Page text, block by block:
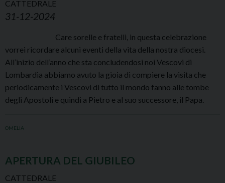
CATTEDRALE
31-12-2024
Care sorelle e fratelli, in questa celebrazione
vorrei ricordare alcuni eventi della vita della nostra diocesi.
All’inizio dell’anno che sta concludendosi noi Vescovi di
Lombardia abbiamo avuto la gioia di compiere la visita che
periodicamente i Vescovi di tutto il mondo fanno alle tombe
degli Apostoli e quindi a Pietro e al suo successore, il Papa.
OMELIA
APERTURA DEL GIUBILEO
CATTEDRALE